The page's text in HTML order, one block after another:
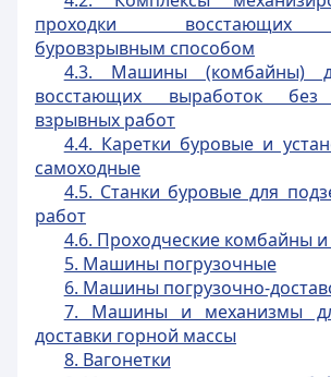
проходки восстающих
буровзрывным способом
4.3. Машины (комбайны)
восстающих выработок без
взрывных работ
4.4. Каретки буровые и
самоходные
4.5. Станки буровые для
работ
4.6. Проходческие комбайны
5. Машины погрузочные
6. Машины погрузочно-
7. Машины и механизмы
доставки горной массы
8. Вагонетки